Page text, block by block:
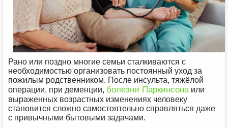
Рано или поздно многие семьи сталкиваются с
необходимостью организовать постоянный уход за
пожилым родственником. После инсульта, тяжёлой
операции, при деменции, болезни Паркинсона или
выраженных возрастных изменениях человеку
становится сложно самостоятельно справляться даже
с привычными бытовыми задачами.